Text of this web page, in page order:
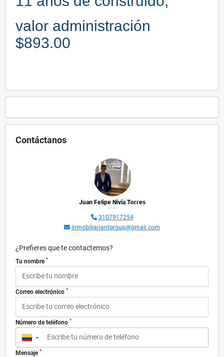
valor administración
$893.00
Contáctanos
Juan Felipe Nivia Torres
3107917254
inmobiliariantgroup@gmail.com
¿Prefieres que te contactemos?
Tu nombre *
Correo electrónico *
Número de teléfono *
▼
Mensaje *